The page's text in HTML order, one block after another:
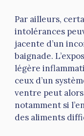
Par ailleurs,
intolérances
jacente d’un
baignade.
légère
ceux d’un
ventre peut
notamment si
des aliments